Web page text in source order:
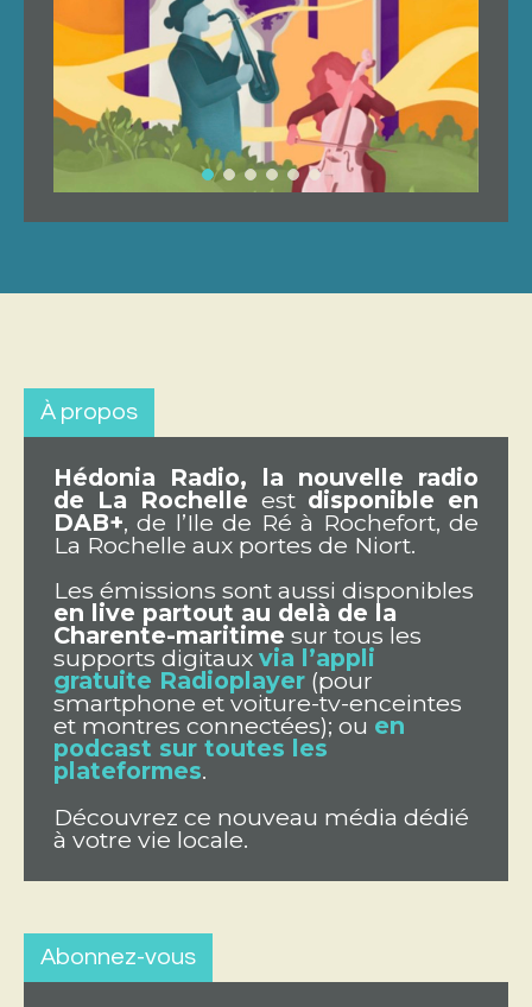
À propos
Hédonia Radio, la nouvelle radio
de La Rochelle est disponible en
DAB+, de l’Ile de Ré à Rochefort, de
La Rochelle aux portes de Niort.
Les émissions sont aussi disponibles
en live partout au delà de la
Charente-maritime sur tous les
supports digitaux via l’appli
gratuite Radioplayer (pour
smartphone et voiture-tv-enceintes
et montres connectées); ou en
podcast sur toutes les
plateformes.
Découvrez ce nouveau média dédié
à votre vie locale.
Abonnez-vous